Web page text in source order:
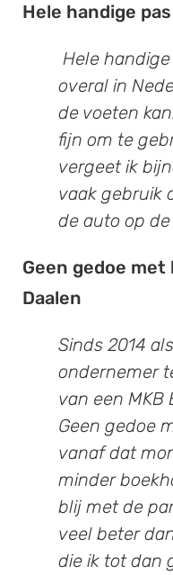
Hele handige
Hele
overal in
de voeten
fijn om te
vergeet ik
vaak gebruik
de auto op
Geen gedoe
Daalen
Sinds 2014
ondernemer
van een
Geen gedoe
vanaf dat
minder
blij met de
veel beter
die ik tot dan